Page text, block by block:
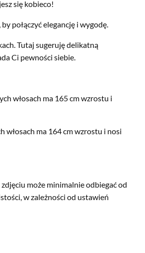
się kobieco!
połączyć elegancję i wygodę.
Tutaj sugeruję delikatną
Ci pewności siebie.
włosach ma 165 cm wzrostu i
włosach ma 164 cm wzrostu i nosi
może minimalnie odbiegać od
w zależności od ustawień